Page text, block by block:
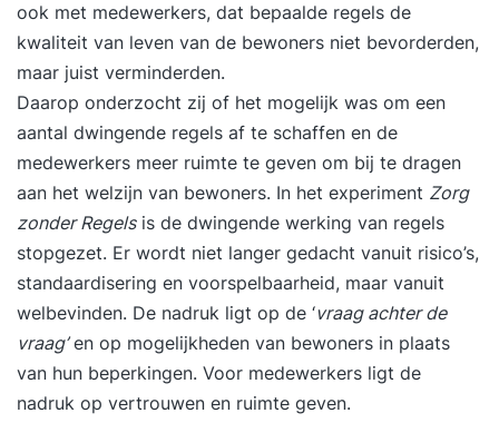
ook met medewerkers, dat bepaalde regels de
kwaliteit van leven van de bewoners niet bevorderden,
maar juist verminderden.
Daarop onderzocht zij of het mogelijk was om een
aantal dwingende regels af te schaffen en de
medewerkers meer ruimte te geven om bij te dragen
aan het welzijn van bewoners. In het experiment Zorg
zonder Regelsis de dwingende werking van regels
stopgezet. Er wordt niet langer gedacht vanuit risico’s,
standaardisering en voorspelbaarheid, maar vanuit
welbevinden. De nadruk ligt op de ‘vraag achter de
vraag’en op mogelijkheden van bewoners in plaats
van hun beperkingen. Voor medewerkers ligt de
nadruk op vertrouwen en ruimte geven.